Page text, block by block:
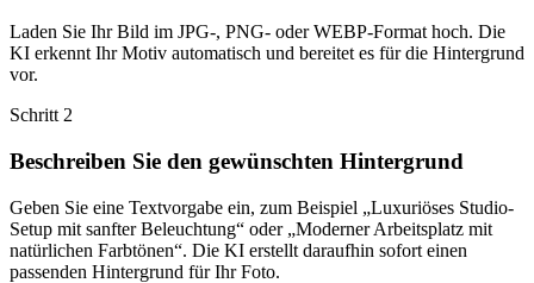
Laden Sie Ihr Bild im JPG-, PNG- oder WEBP-Format hoch. Die
KI erkennt Ihr Motiv automatisch und bereitet es für die Hintergrund
vor.
Schritt 2
Beschreiben Sie den gewünschten Hintergrund
Geben Sie eine Textvorgabe ein, zum Beispiel „Luxuriöses Studio-
Setup mit sanfter Beleuchtung“ oder „Moderner Arbeitsplatz mit
natürlichen Farbtönen“. Die KI erstellt daraufhin sofort einen
passenden Hintergrund für Ihr Foto.